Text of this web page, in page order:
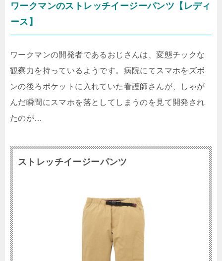
ワークマンのストレッチイージーパンツ【レディ
ース】
ワークマンの開発者であるおじさんは、変態チックな
観察力を持っているようです。病院にてスマホをズボ
ンの後ろポケットに入れていた看護師さんが、しゃが
んだ瞬間にスマホを落としてしまうのを見て開発され
たのが…
ストレッチイージーパンツ